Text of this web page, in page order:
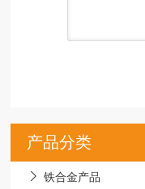
产品分类
铁合金产品